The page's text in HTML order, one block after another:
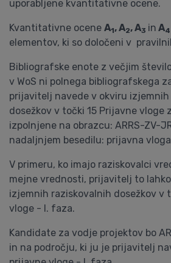
uporabljene kvantitativne ocene.
Kvantitativne ocene A1, A2, A3 in A4
elementov, ki so določeni v
Bibliografske enote z večjim
v WoS ni polnega bibliografskega
prijavitelj navede v okviru
dosežkov v točki 15 Prijavne vloge
izpolnjene na obrazcu: ARRS-ZV-
nadaljnjem besedilu: prijavna
V primeru, ko imajo raziskovalci
mejne vrednosti, prijavitelj to
izjemnih raziskovalnih dosežkov v
vloge - I. faza.
Kandidate za vodje projektov bo
in na področju, ki ju je prijavitelj